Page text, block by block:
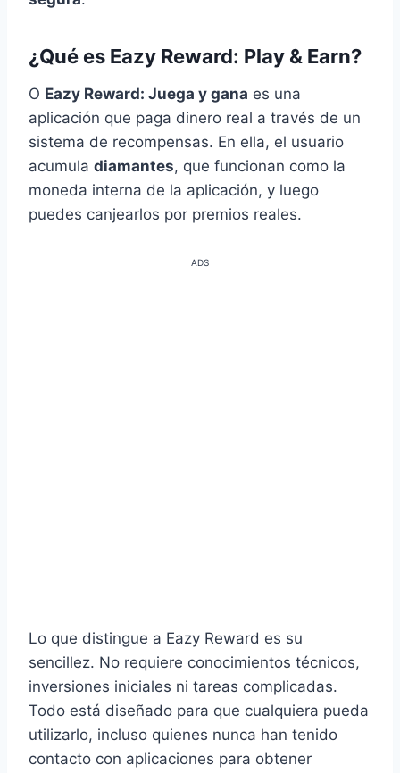
¿Qué es Eazy Reward: Play & Earn?
O Eazy Reward: Juega y gana es una
aplicación que paga dinero real a través de un
sistema de recompensas. En ella, el usuario
acumula diamantes, que funcionan como la
moneda interna de la aplicación, y luego
puedes canjearlos por premios reales.
ADS
Lo que distingue a Eazy Reward es su
sencillez. No requiere conocimientos técnicos,
inversiones iniciales ni tareas complicadas.
Todo está diseñado para que cualquiera pueda
utilizarlo, incluso quienes nunca han tenido
contacto con aplicaciones para obtener